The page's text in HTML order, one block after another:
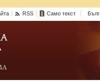
RSS Само текст